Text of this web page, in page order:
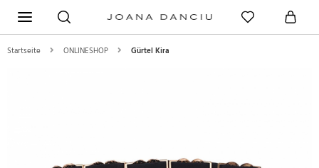
Startseite ONLINESHOP Gürtel Kira